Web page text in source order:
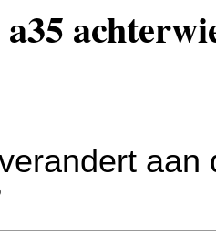
a35
aan